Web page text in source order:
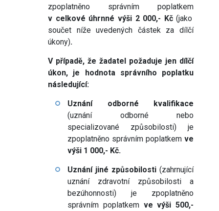
zpoplatněno správním poplatkem
v celkové úhrnné výši 2 000,- Kč(jako
součet níže uvedených částek za dílčí
úkony).
V případě, že žadatel požaduje jen dílčí
úkon, je hodnota správního poplatku
následující:
Uznání odborné kvalifikace
(uznání odborné nebo
specializované způsobilosti) je
zpoplatněno správním poplatkem ve
výši 1 000,- Kč.
Uznání jiné způsobilosti(zahrnující
uznání zdravotní způsobilosti a
bezúhonnosti) je zpoplatněno
správním poplatkemve výši 500,-